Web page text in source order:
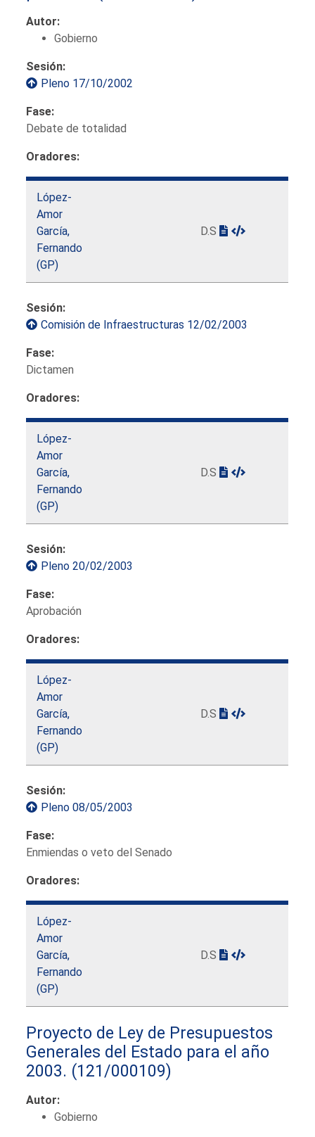
Autor:
Gobierno
Sesión:
Pleno 17/10/2002
Fase:
Debate de totalidad
Oradores:
López-
Amor
García,
Fernando
(GP)
D.S
Sesión:
Comisión de Infraestructuras 12/02/2003
Fase:
Dictamen
Oradores:
López-
Amor
García,
Fernando
(GP)
D.S
Sesión:
Pleno 20/02/2003
Fase:
Aprobación
Oradores:
López-
Amor
García,
Fernando
(GP)
D.S
Sesión:
Pleno 08/05/2003
Fase:
Enmiendas o veto del Senado
Oradores:
López-
Amor
García,
Fernando
(GP)
D.S
Proyecto de Ley de Presupuestos
Generales del Estado para el año
2003. (121/000109)
Autor:
Gobierno